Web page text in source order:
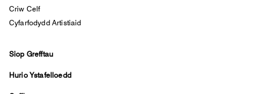
Criw Celf
Cyfarfodydd Artistiaid
Siop Grefftau
Hurio Ystafelloedd